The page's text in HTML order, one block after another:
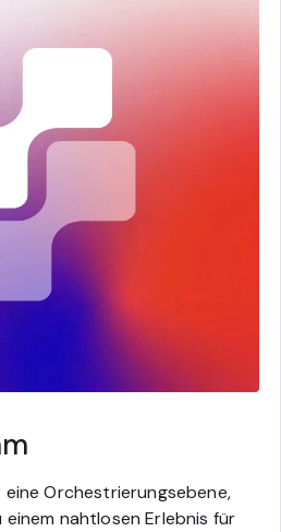
Orchestrierungsebene,
nahtlosen Erlebnis für